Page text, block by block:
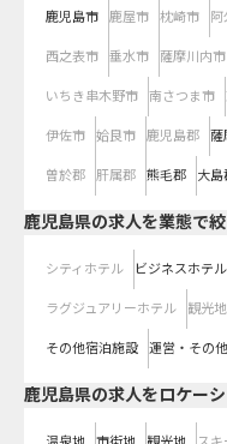
鹿児島市 鹿屋市 枕崎市
西之表市 垂水市 薩摩川内市
いちき串木野市 南さつま市
伊佐市 姶良市 鹿児島郡 薩
曽於郡 肝属郡 熊毛郡 大島
鹿児島県の求人を業態で
シティホテル ビジネスホテル
ラグジュアリーホテル 観光
その他宿泊施設 運営・その他
鹿児島県の求人をロケー